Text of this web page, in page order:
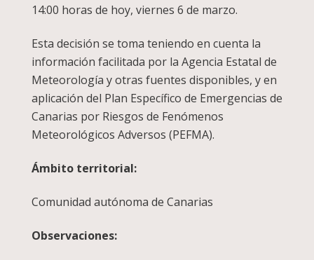
14:00 horas de hoy, viernes 6 de marzo.
Esta decisión se toma teniendo en cuenta la
información facilitada por la Agencia Estatal de
Meteorología y otras fuentes disponibles, y en
aplicación del Plan Específico de Emergencias de
Canarias por Riesgos de Fenómenos
Meteorológicos Adversos (PEFMA).
Ámbito territorial:
Comunidad autónoma de Canarias
Observaciones: